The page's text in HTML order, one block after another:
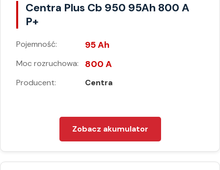
Centra Plus Cb 950 95Ah 800 A
P+
Pojemność: 95 Ah
Moc rozruchowa: 800 A
Producent: Centra
Zobacz akumulator